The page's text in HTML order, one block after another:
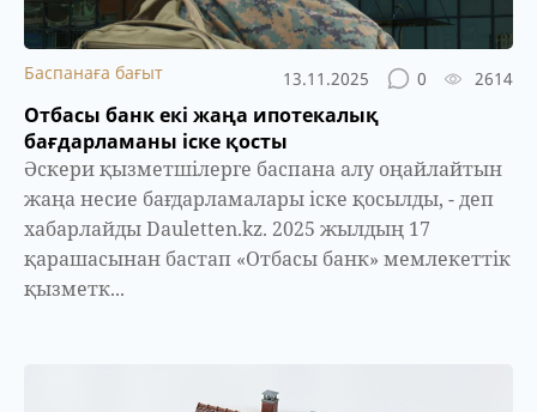
Баспанаға бағыт 13.11.2025 0 2614
Отбасы банк екі жаңа ипотекалық
бағдарламаны іске қосты
Әскери қызметшілерге баспана алу оңайлайтын
жаңа несие бағдарламалары іске қосылды, - деп
хабарлайды Dauletten.kz. 2025 жылдың 17
қарашасынан бастап «Отбасы банк» мемлекеттік
қызметк...